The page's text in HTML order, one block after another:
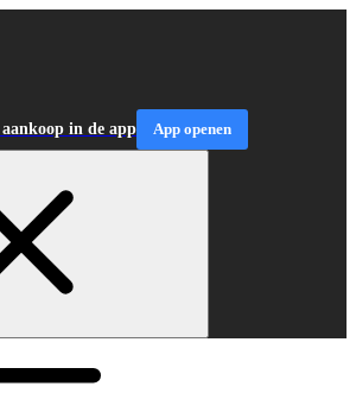
in de app App openen